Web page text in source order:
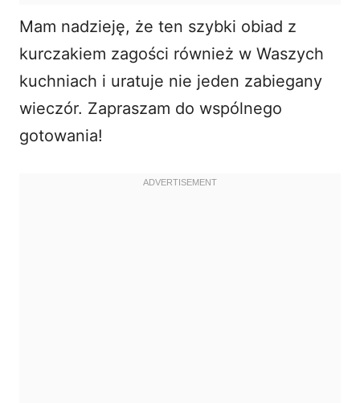
Mam nadzieję, że ten szybki obiad z
kurczakiem zagości również w Waszych
kuchniach i uratuje nie jeden zabiegany
wieczór. Zapraszam do wspólnego
gotowania!